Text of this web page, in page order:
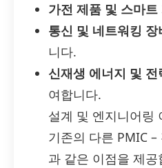
가전 제품 및 스마트
통신 및 네트워킹 장
니다.
신재생 에너지 및
여합니다.
설계 및 엔지니어링
기존의 다른 PMIC
과 같은 이점을 제공